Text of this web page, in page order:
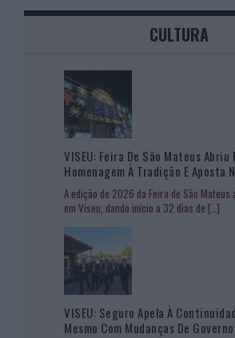
CULTURA
VISEU: Feira De São Mateus Abriu
Homenagem À Tradição E Aposta
A edição de 2026 da Feira de São
em Viseu, dando início a 32 dias de […]
VISEU: Seguro Apela À
Mesmo Com Mudanças De